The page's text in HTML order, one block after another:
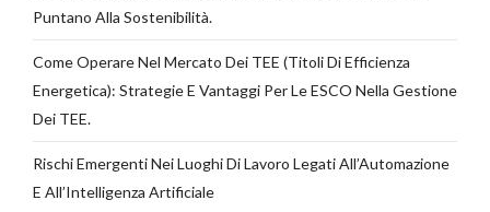
Puntano Alla Sostenibilità.
Come Operare Nel Mercato Dei TEE (Titoli Di Efficienza
Energetica): Strategie E Vantaggi Per Le ESCO Nella Gestione
Dei TEE.
Rischi Emergenti Nei Luoghi Di Lavoro Legati All’Automazione
E All’Intelligenza Artificiale